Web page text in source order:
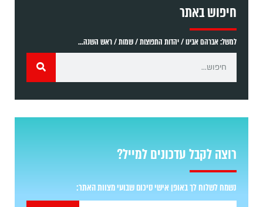
חיפוש באתר
למשל: אברהם אבינו / יהדות התפוצות / שמות / ראש השנה...
רוצה לקבל עדכונים למייל?
נשמח לשלוח לך באופן אישי סיכום שבועי מצוות האתר: